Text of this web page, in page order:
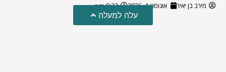
מירב בן יאיר אוגוסט 4, 2026 9:33 pm
עלה למעלה